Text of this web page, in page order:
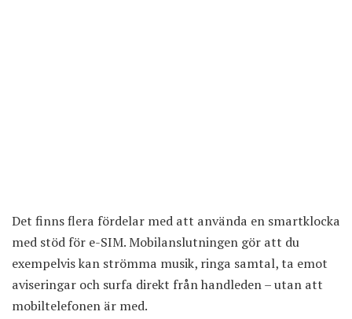
Det finns flera fördelar med att använda en smartklocka
med stöd för e-SIM. Mobilanslutningen gör att du
exempelvis kan strömma musik, ringa samtal, ta emot
aviseringar och surfa direkt från handleden – utan att
mobiltelefonen är med.